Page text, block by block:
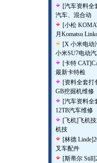
[汽车资料全
汽车、混合动
[小松
月Komatsu
[X 小米电动
小米SU7电动
[卡特 CAT]
最新卡特检
[资料全套打
GB挖掘机维修
[汽车资料全
12TB汽车维修
[飞机]飞机
机技
[林德 Linde]
叉车配件
[斯蒂尔 Still]